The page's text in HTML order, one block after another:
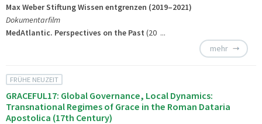
Max Weber StiftungWissen entgrenzen (2019–2021)
Dokumentarfilm
MedAtlantic. Perspectives on the Past (20 ...
mehr
FRÜHE NEUZEIT
GRACEFUL17: Global Governance, Local Dynamics:
Transnational Regimes of Grace in the Roman Dataria
Apostolica (17th Century)